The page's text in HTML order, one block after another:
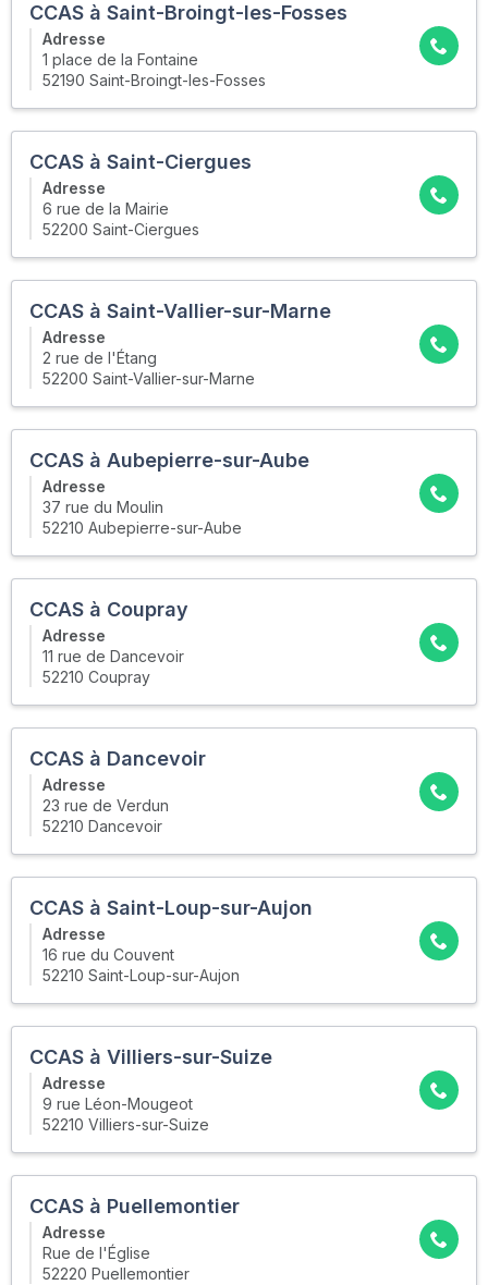
CCAS à Saint-Broingt-les-Fosses
Adresse
1 place de la Fontaine
52190 Saint-Broingt-les-Fosses
CCAS à Saint-Ciergues
Adresse
6 rue de la Mairie
52200 Saint-Ciergues
CCAS à Saint-Vallier-sur-Marne
Adresse
2 rue de l'Étang
52200 Saint-Vallier-sur-Marne
CCAS à Aubepierre-sur-Aube
Adresse
37 rue du Moulin
52210 Aubepierre-sur-Aube
CCAS à Coupray
Adresse
11 rue de Dancevoir
52210 Coupray
CCAS à Dancevoir
Adresse
23 rue de Verdun
52210 Dancevoir
CCAS à Saint-Loup-sur-Aujon
Adresse
16 rue du Couvent
52210 Saint-Loup-sur-Aujon
CCAS à Villiers-sur-Suize
Adresse
9 rue Léon-Mougeot
52210 Villiers-sur-Suize
CCAS à Puellemontier
Adresse
Rue de l'Église
52220 Puellemontier